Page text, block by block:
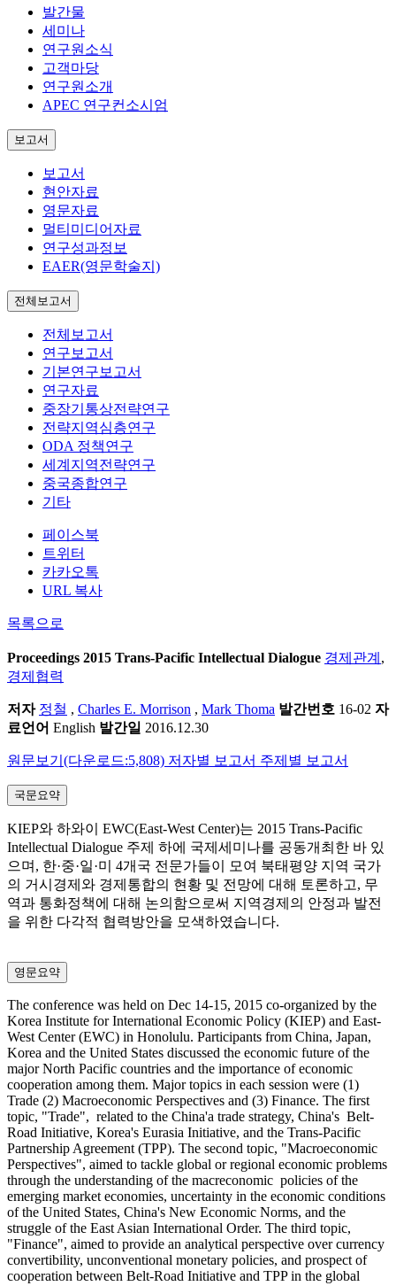
발간물
세미나
연구원소식
고객마당
연구원소개
APEC 연구컨소시엄
보고서
보고서
현안자료
영문자료
멀티미디어자료
연구성과정보
EAER(영문학술지)
전체보고서
전체보고서
연구보고서
기본연구보고서
연구자료
중장기통상전략연구
전략지역심층연구
ODA 정책연구
세계지역전략연구
중국종합연구
기타
페이스북
트위터
카카오톡
URL 복사
목록으로
Proceedings 2015 Trans-Pacific Intellectual Dialogue 경제관계 ,
경제협력
저자 정철 , Charles E. Morrison , Mark Thoma 발간번호 16-02 자
료언어 English 발간일 2016.12.30
원문보기(다운로드:5,808) 저자별 보고서 주제별 보고서
국문요약
KIEP와 하와이 EWC(East-West Center)는 2015 Trans-Pacific
Intellectual Dialogue 주제 하에 국제세미나를 공동개최한 바 있
으며, 한·중·일·미 4개국 전문가들이 모여 북태평양 지역 국가
의 거시경제와 경제통합의 현황 및 전망에 대해 토론하고, 무
역과 통화정책에 대해 논의함으로써 지역경제의 안정과 발전
을 위한 다각적 협력방안을 모색하였습니다.
영문요약
The conference was held on Dec 14-15, 2015 co-organized by the
Korea Institute for International Economic Policy (KIEP) and East-
West Center (EWC) in Honolulu. Participants from China, Japan,
Korea and the United States discussed the economic future of the
major North Pacific countries and the importance of economic
cooperation among them. Major topics in each session were (1)
Trade (2) Macroeconomic Perspectives and (3) Finance. The first
topic, "Trade", related to the China'a trade strategy, China's Belt-
Road Initiative, Korea's Eurasia Initiative, and the Trans-Pacific
Partnership Agreement (TPP). The second topic, "Macroeconomic
Perspectives", aimed to tackle global or regional economic problems
through the understanding of the macreconomic policies of the
emerging market economies, uncertainty in the economic conditions
of the United States, China's New Economic Norms, and the
struggle of the East Asian International Order. The third topic,
"Finance", aimed to provide an analytical perspective over currency
convertibility, unconventional monetary policies, and prospect of
cooperation between Belt-Road Initiative and TPP in the global